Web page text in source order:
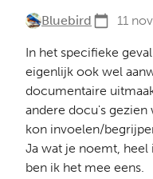
Bluebird 11
In het specifieke
eigenlijk ook wel
documentaire
andere docu's gezien
kon invoelen/
Ja wat je noemt,
ben ik het mee eens.